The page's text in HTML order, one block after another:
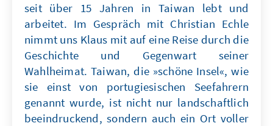
seit über 15 Jahren in Taiwan lebt und
arbeitet. Im Gespräch mit Christian Echle
nimmt uns Klaus mit auf eine Reise durch die
Geschichte und Gegenwart seiner
Wahlheimat. Taiwan, die »schöne Insel«, wie
sie einst von portugiesischen Seefahrern
genannt wurde, ist nicht nur landschaftlich
beeindruckend, sondern auch ein Ort voller